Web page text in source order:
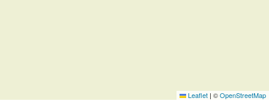
Leaflet | ©OpenStreetMap